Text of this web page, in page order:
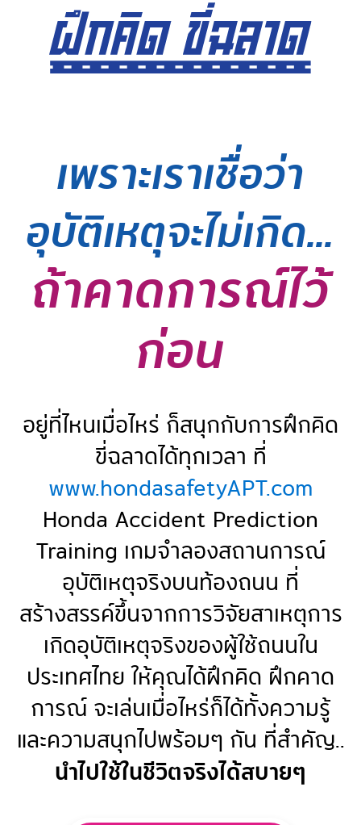
เพราะเราเชื่อว่า
อุบัติเหตุจะไม่เกิด...
ถ้าคาดการณ์ไว้
ก่อน
อยู่ที่ไหนเมื่อไหร่ ก็สนุกกับการฝึกคิด
ขี่ฉลาดได้ทุกเวลา ที่
www.hondasafetyAPT.com
Honda Accident Prediction
Training เกมจำลองสถานการณ์
อุบัติเหตุจริงบนท้องถนน ที่
สร้างสรรค์ขึ้นจากการวิจัยสาเหตุการ
เกิดอุบัติเหตุจริงของผู้ใช้ถนนใน
ประเทศไทย ให้คุณได้ฝึกคิด ฝึกคาด
การณ์ จะเล่นเมื่อไหร่ก็ได้ทั้งความรู้
และความสนุกไปพร้อมๆ กัน ที่สำคัญ..
นำไปใช้ในชีวิตจริงได้สบายๆ